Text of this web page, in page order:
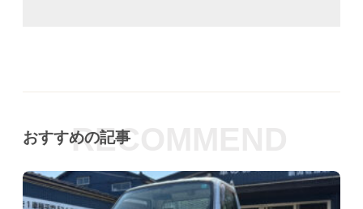
おすすめの記事
RECOMMEND